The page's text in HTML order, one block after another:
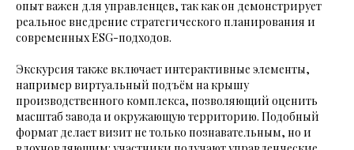
опыт важен для управленцев, так как он демонстрирует
реальное внедрение стратегического планирования и
современных ESG-подходов.
Экскурсия также включает интерактивные элементы,
например виртуальный подъём на крышу
производственного комплекса, позволяющий оценить
масштаб завода и окружающую территорию. Подобный
формат делает визит не только познавательным, но и